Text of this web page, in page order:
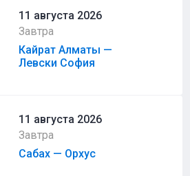
11 августа 2026
Завтра
Кайрат Алматы —
Левски София
11 августа 2026
Завтра
Сабах — Орхус